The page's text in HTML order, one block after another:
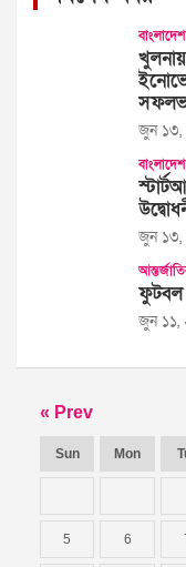
বাংলাদেশ
খুলনায়
জুন
বাংলাদেশ
জুন
ফুটবল
জুন ১১,
« Prev
Sun Mon
5 6